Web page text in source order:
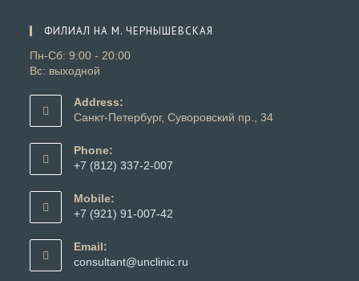
вкладке
ФИЛИАЛ НА М. ЧЕРНЫШЕВСКАЯ
Пн-Сб: 9:00 - 20:00
Вс: выходной
Address:
Санкт-Петербург, Суворовский пр., 34
Phone:
+7 (812) 337-2-007
в
вашем
Mobile:
+7 (921) 91-007-42
в
вашем
Email:
consultant@unclinic.ru